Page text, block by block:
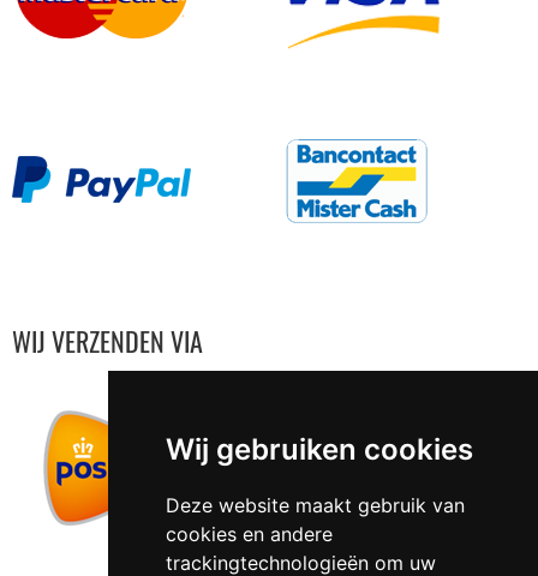
Wij gebruiken cookies
Deze website maakt gebruik van
cookies en andere
trackingtechnologieën om uw
WIJ VERZENDEN VIA